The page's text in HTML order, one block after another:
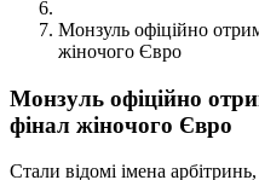
Монзуль офіційно
жіночого Євро
Монзуль офіційно
фінал жіночого Євро
Стали відомі імена